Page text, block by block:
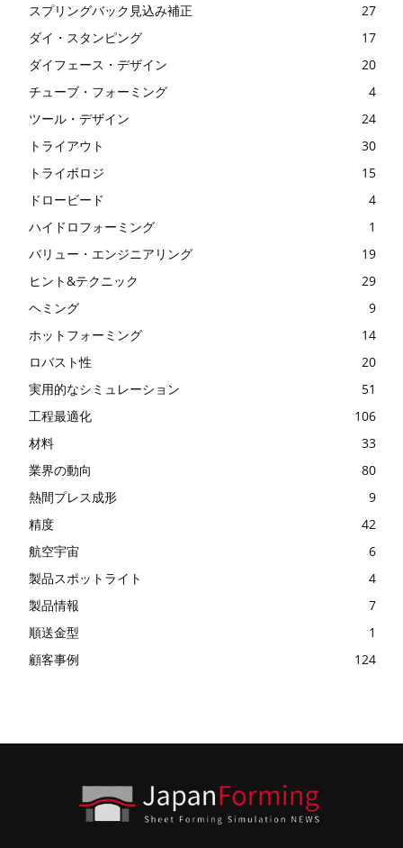
スプリングバック見込み補正
27
ダイ・スタンピング
17
ダイフェース・デザイン
20
チューブ・フォーミング
4
ツール・デザイン
24
トライアウト
30
トライボロジ
15
ドロービード
4
ハイドロフォーミング
1
バリュー・エンジニアリング
19
ヒント&テクニック
29
ヘミング
9
ホットフォーミング
14
ロバスト性
20
実用的なシミュレーション
51
工程最適化
106
材料
33
業界の動向
80
熱間プレス成形
9
精度
42
航空宇宙
6
製品スポットライト
4
製品情報
7
順送金型
1
顧客事例
124